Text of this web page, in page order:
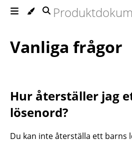
Vanliga frågor
Hur återställer jag
lösenord?
Du kan inte återställa ett barns